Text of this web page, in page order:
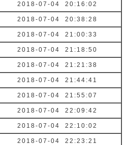
2018-07-04 20:16:02
2018-07-04 20:38:28
2018-07-04 21:00:33
2018-07-04 21:18:50
2018-07-04 21:21:38
2018-07-04 21:44:41
2018-07-04 21:55:07
2018-07-04 22:09:42
2018-07-04 22:10:02
2018-07-04 22:23:21